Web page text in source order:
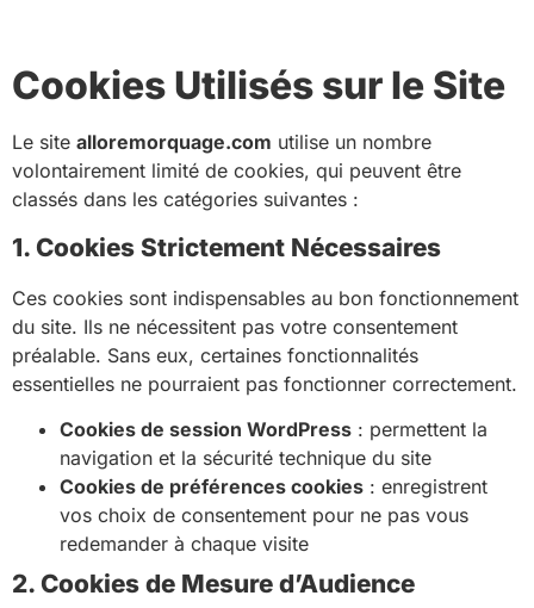
Cookies Utilisés sur le Site
Le site alloremorquage.com utilise un nombre
volontairement limité de cookies, qui peuvent être
classés dans les catégories suivantes :
1. Cookies Strictement Nécessaires
Ces cookies sont indispensables au bon fonctionnement
du site. Ils ne nécessitent pas votre consentement
préalable. Sans eux, certaines fonctionnalités
essentielles ne pourraient pas fonctionner correctement.
Cookies de session WordPress : permettent la
navigation et la sécurité technique du site
Cookies de préférences cookies : enregistrent
vos choix de consentement pour ne pas vous
redemander à chaque visite
2. Cookies de Mesure d’Audience